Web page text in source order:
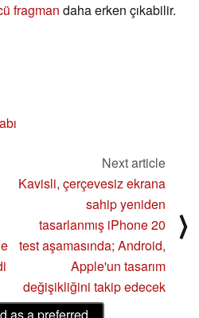
fragman daha erken çıkabilir.
Next article
Kavisli, çerçevesiz ekrana
sahip yeniden
tasarlanmış iPhone 20
test aşamasında; Android,
Apple'un tasarım
değişikliğini takip edecek
⟩
as a preferred